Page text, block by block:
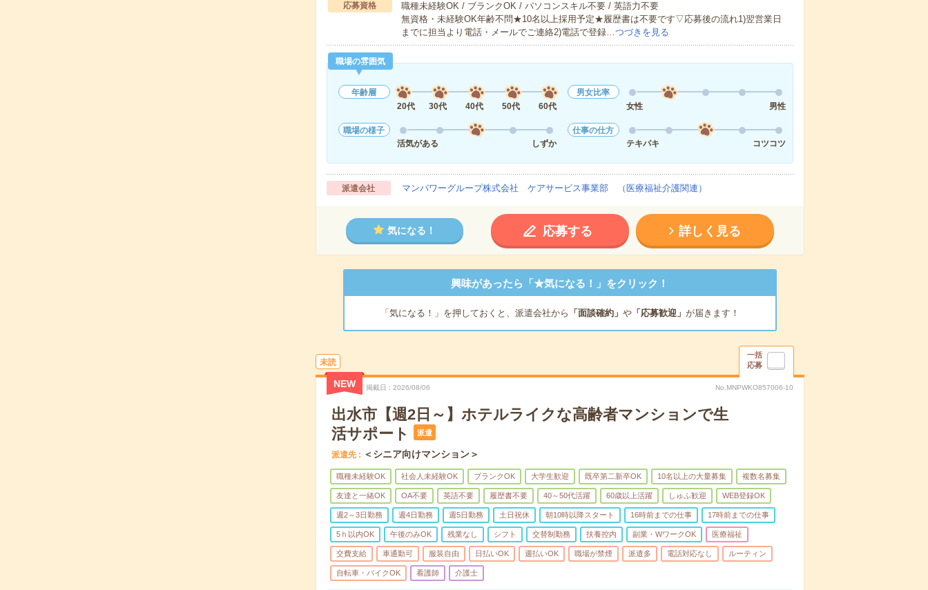
応募資格
職種未経験OK / ブランクOK / パソコンスキル不要 / 英語力不要
無資格・未経験OK年齢不問★10名以上採用予定★履歴書は不要です▽応募後の流れ1)翌営業日
までに担当より電話・メールでご連絡2)電話で登録…つづきを見る
職場の雰囲気
年齢層
20代
30代 40代 50代 60代
男女比率
女性
男性
職場の様子
活気がある
しずか
仕事の仕方
テキパキ
コツコツ
派遣会社 マンパワーグループ株式会社 ケアサービス事業部 （医療福祉介護関連）
気になる！ 応募する 詳しく見る
興味があったら「★気になる！」をクリック！
「気になる！」を押しておくと、派遣会社から 「面談確約」 や「応募歓迎」 が届きます！
未読
一括
応募
NEW 掲載日 2026/08/06 No.MNPWKO857006-10
出水市【週2日～】ホテルライクな高齢者マンションで生
活サポート
派遣
派遣先 ＜シニア向けマンション＞
職種未経験OK 社会人未経験OK ブランクOK 大学生歓迎 既卒第二新卒OK 10名以上の大量募集 複数名募集
友達と一緒OK OA不要 英語不要 履歴書不要 40～50代活躍 60歳以上活躍 しゅふ歓迎 WEB登録OK
週2～3日勤務 週4日勤務 週5日勤務 土日祝休 朝10時以降スタート 16時前までの仕事 17時前までの仕事
5ｈ以内OK 午後のみOK 残業なし シフト 交替制勤務 扶養控内 副業・WワークOK 医療福祉
交費支給 車通勤可 服装自由 日払いOK 週払いOK 職場が禁煙 派遣多 電話対応なし ルーティン
自転車・バイクOK 看護師 介護士